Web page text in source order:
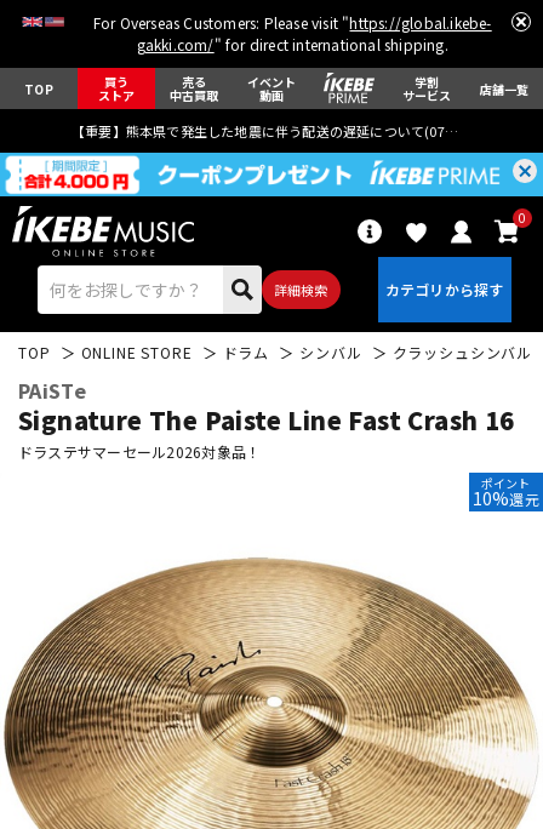
For Overseas Customers: Please visit "https://global.ikebe-
gakki.com/" for direct international shipping.
TOP 買う
ストア
売る
中古買取
イベント
動画
学割
サービス 店舗一覧
【重要】熊本県で発生した地震に伴う配送の遅延について(07月29日
詳細検索
0
ベース ウクレレ
ドラム パーカッション
キーボード 電子ピアノ
TOP ONLINE STORE ドラム シンバル クラッシュシンバル
PAiSTe
Signature The Paiste Line Fast Crash 16
ドラステサマーセール2026対象品！
ポイント
10%還元